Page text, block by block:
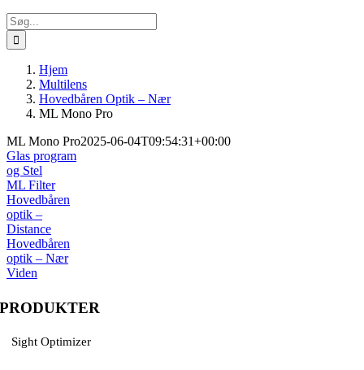
Søg
efter:
Hjem
Multilens
Hovedbåren Optik – Nær
ML Mono Pro
ML Mono Pro2025-06-04T09:54:31+00:00
Glas program
og Stel
ML Filter
Hovedbåren
optik –
Distance
Hovedbåren
optik – Nær
Viden
PRODUKTER
Sight Optimizer